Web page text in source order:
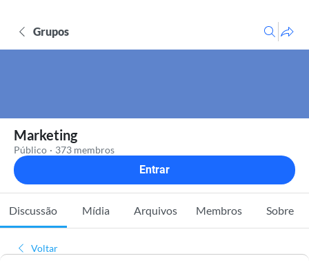
Grupos
Marketing
Público · 373 membros
Entrar
Discussão Mídia Arquivos Membros Sobre
Voltar